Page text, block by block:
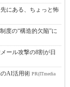
にある、ちょっと怖
度の“構造的欠陥”に
ール攻撃の8割が日
AI活用術 PR(ITmedia